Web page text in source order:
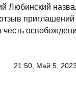
Любинский
21:50, Май 5,